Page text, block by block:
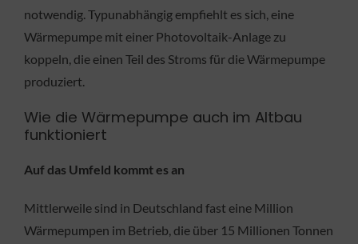
notwendig. Typunabhängig empfiehlt es sich, eine
Wärmepumpe mit einer Photovoltaik-Anlage zu
koppeln, die einen Teil des Stroms für die Wärmepumpe
produziert.
Wie die Wärmepumpe auch im Altbau
funktioniert
Auf das Umfeld kommt es an
Mittlerweile sind in Deutschland fast eine Million
Wärmepumpen im Betrieb, die über 15 Millionen Tonnen